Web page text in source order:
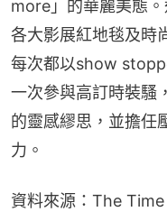
more」的華麗美態
各大影展紅地毯及時
每次都以show
一次參與高訂時裝騷
的靈感繆思，並擔任
力。
資料來源：The